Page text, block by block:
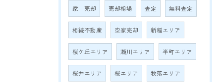
家 売却 売却相場 査定 無料査定
相続不動産 空家売却 新稲エリア
桜ケ丘エリア 瀬川エリア 半町エリア
桜井エリア 桜エリア 牧落エリア